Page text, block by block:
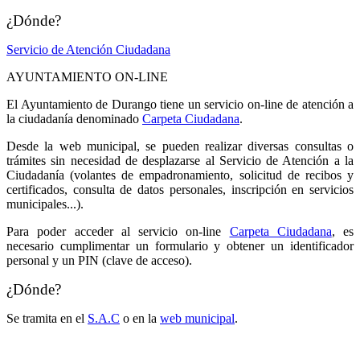
¿Dónde?
Servicio de Atención Ciudadana
AYUNTAMIENTO ON-LINE
El Ayuntamiento de Durango tiene un servicio on-line de atención a
la ciudadanía denominado Carpeta Ciudadana.
Desde la web municipal, se pueden realizar diversas consultas o
trámites sin necesidad de desplazarse al Servicio de Atención a la
Ciudadanía (volantes de empadronamiento, solicitud de recibos y
certificados, consulta de datos personales, inscripción en servicios
municipales...).
Para poder acceder al servicio on-line Carpeta Ciudadana, es
necesario cumplimentar un formulario y obtener un identificador
personal y un PIN (clave de acceso).
¿Dónde?
Se tramita en el S.A.C o en la web municipal.